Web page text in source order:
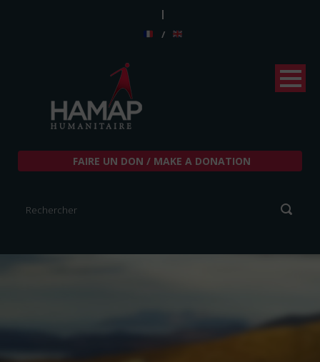
|
/
FAIRE UN DON / MAKE A DONATION